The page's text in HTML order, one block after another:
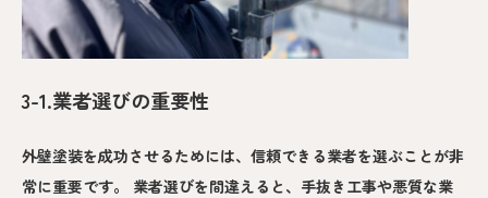
3-1.業者選びの重要性
外壁塗装を成功させるためには、信頼できる業者を選ぶことが非
常に重要です。 業者選びを間違えると、手抜き工事や悪質な業